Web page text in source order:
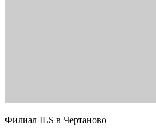
Филиал ILS в Чертаново